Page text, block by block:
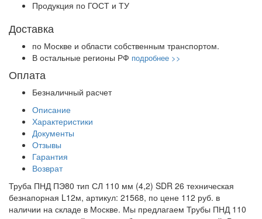
Продукция по ГОСТ и ТУ
Доставка
по Москве и области собственным транспортом.
В остальные регионы РФ подробнее >>
Оплата
Безналичный расчет
Описание
Характеристики
Документы
Отзывы
Гарантия
Возврат
Труба ПНД ПЭ80 тип СЛ 110 мм (4,2) SDR 26 техническая
безнапорная L12м, артикул: 21568, по цене 112 руб. в
наличии на складе в Москве. Мы предлагаем Трубы ПНД 110